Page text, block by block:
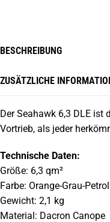
BESCHREIBUNG
ZUSÄTZLICHE
Der Seahawk 6,3 DLE
Vortrieb, als jeder
Technische Daten:
Größe: 6,3 qm²
Farbe: Orange-Grau-Petrol
Gewicht: 2,1 kg
Material: Dacron Canope